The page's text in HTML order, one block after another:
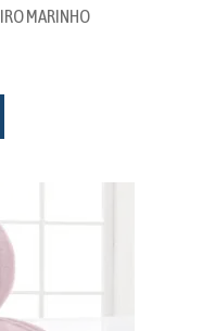
MARINHO